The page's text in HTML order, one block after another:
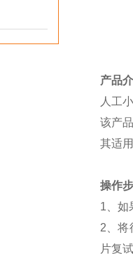
产品
人工
该产
其适
操作
1、如
2、将
片复